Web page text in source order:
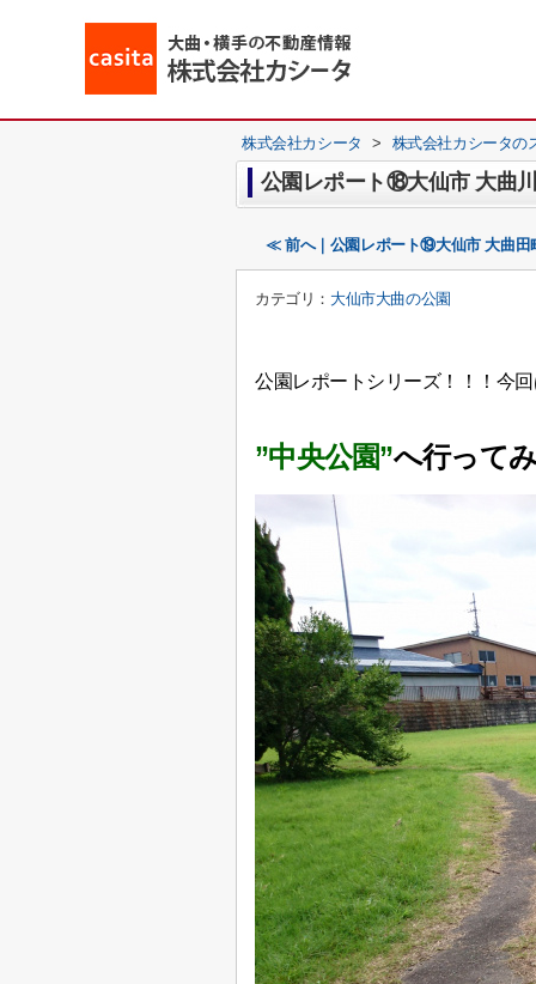
株式会社カシータ > 株式会社カシータの
公園レポート⑱大仙市 大曲
≪ 前へ｜公園レポート⑲大仙市 大曲田
カテゴリ： 大仙市大曲の公園
公園レポートシリーズ！！！今
”中央公園”へ行って